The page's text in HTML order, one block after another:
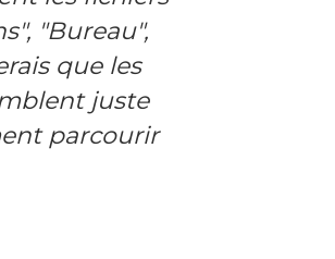
"Bureau",
que les
juste
parcourir